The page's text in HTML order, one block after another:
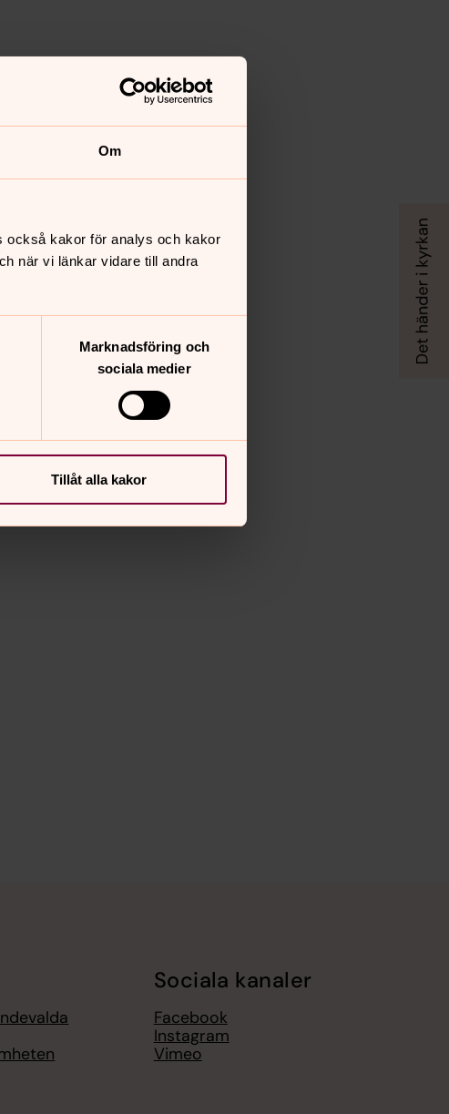
Om
också kakor för analys och kakor
när vi länkar vidare till andra
Marknadsföring och
sociala medier
Tillåt alla kakor
Sociala kanaler
Facebook
Instagram
Vimeo